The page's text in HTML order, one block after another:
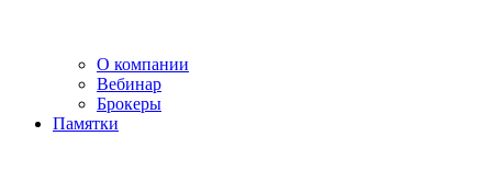
О компании
Вебинар
Брокеры
Памятки